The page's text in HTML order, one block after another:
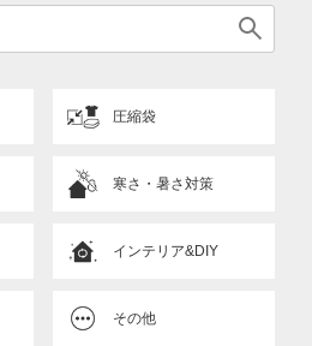
圧縮袋
寒さ・暑さ対策
インテリア&DIY
その他